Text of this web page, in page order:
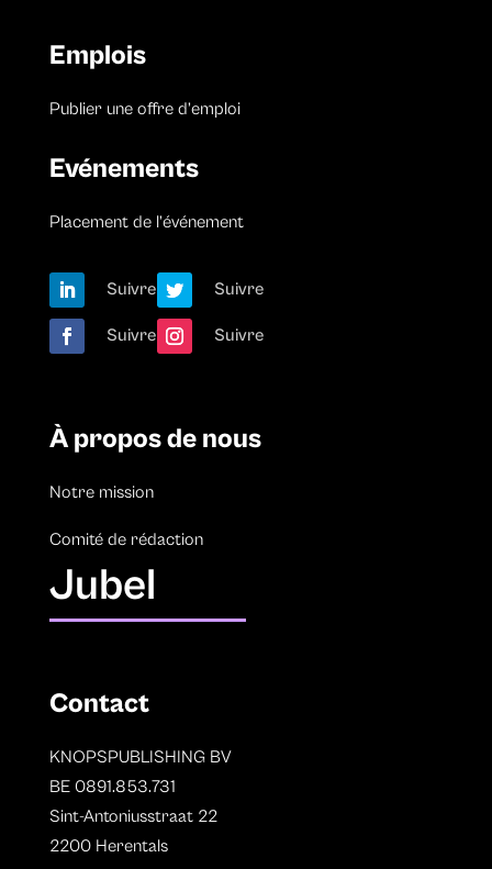
Emplois
Publier une offre d’emploi
Evénements
Placement de l’événement
Suivre Suivre
Suivre Suivre
À propos de nous
Notre mission
Comité de rédaction
Jubel
Contact
KNOPSPUBLISHING BV
BE 0891.853.731
Sint-Antoniusstraat 22
2200 Herentals